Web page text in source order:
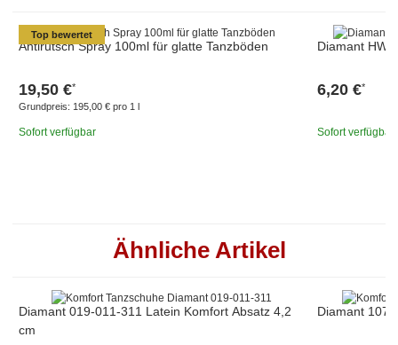
Top bewertet
Antirutsch Spray 100ml für glatte Tanzböden
19,50 €*
Grundpreis: 195,00 € pro 1 l
Sofort verfügbar
Diamant
6,20 €*
Sofort verfügbar
Ähnliche Artikel
Diamant 019-011-311 Latein Komfort Absatz 4,2
cm
Diamant 107-